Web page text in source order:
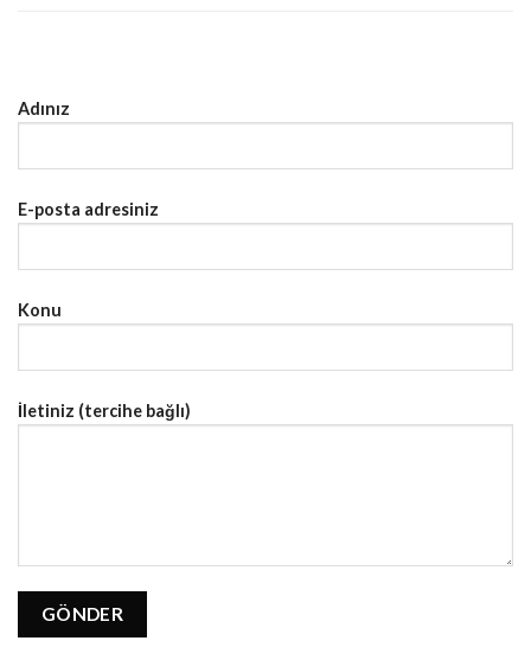
Adınız
E-posta adresiniz
Konu
İletiniz (tercihe bağlı)